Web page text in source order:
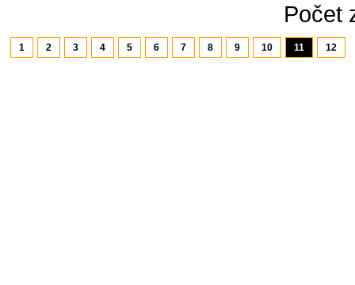
Počet
1 2 3 4 5 6 7 8 9 10 11 12